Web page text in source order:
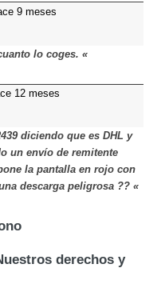
9 meses
lo coges. «
12 meses
diciendo que es DHL y
un envío de remitente
la pantalla en rojo con
descarga peligrosa ?? «
derechos y